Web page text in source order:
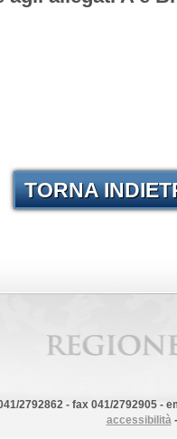
TORNA
041/2792862 - fax 041/2792905 -
accessibilità